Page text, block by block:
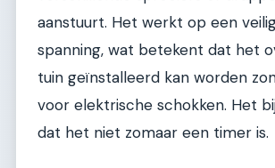
aanstuurt. Het werkt op een
spanning, wat betekent dat het
tuin geïnstalleerd kan worden
voor elektrische schokken. Het
dat het niet zomaar een timer is.